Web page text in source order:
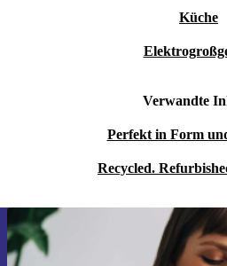
Küche
Verwandte
Perfekt in Form
Recycled.
Erstmals zum